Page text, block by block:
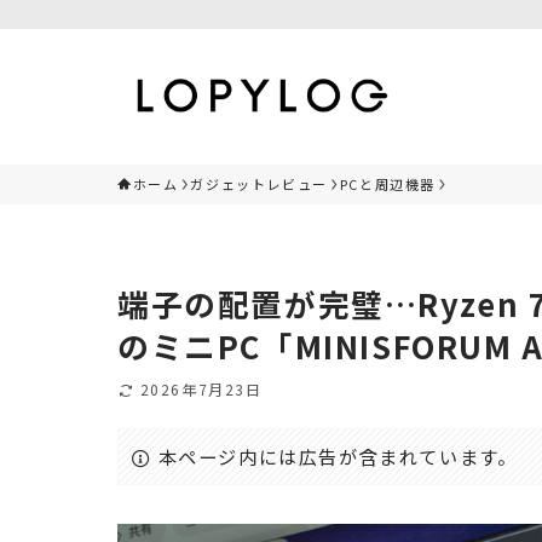
ホーム ガジェットレビュー PCと周辺機器
端子の配置が完璧…Ryzen
のミニPC「MINISFORUM
2026年7月23日
本ページ内には広告が含まれています。